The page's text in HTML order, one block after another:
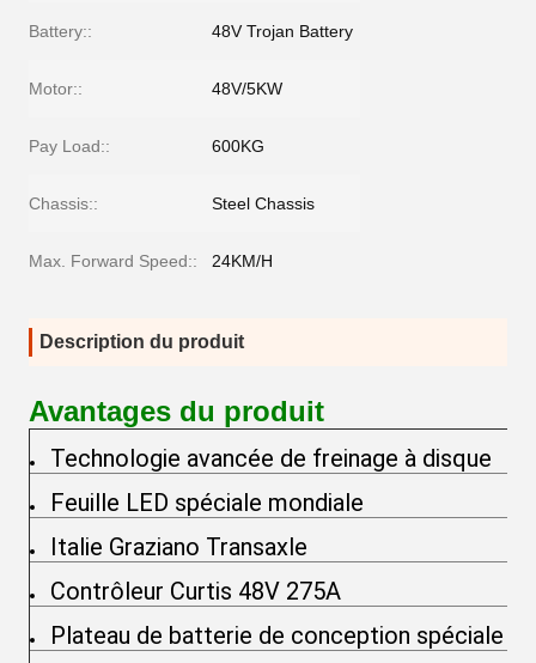
Battery:: 48V Trojan Battery
Motor:: 48V/5KW
Pay Load:: 600KG
Chassis:: Steel Chassis
Max. Forward Speed:: 24KM/H
Description du produit
Avantages du produit
Technologie avancée de freinage à disque
Feuille LED spéciale mondiale
Italie Graziano Transaxle
Contrôleur Curtis 48V 275A
Plateau de batterie de conception spéciale